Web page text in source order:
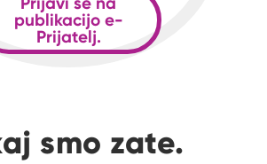
publikacijo e-
Prijatelj.
smo zate.